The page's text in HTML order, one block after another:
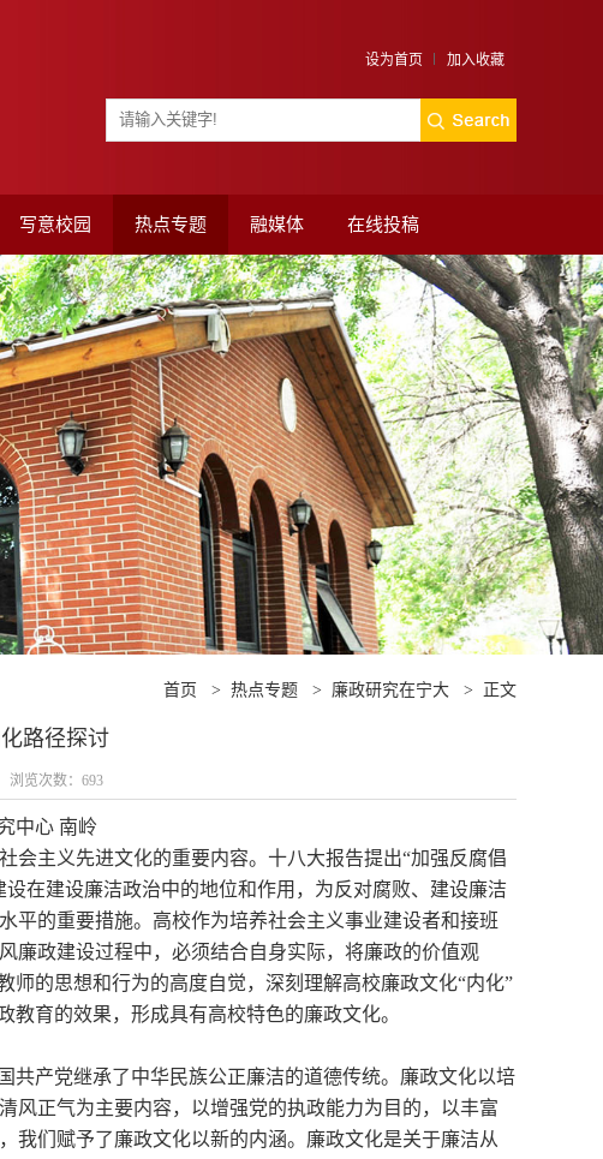
设为首页 加入收藏
写意校园 热点专题 融媒体 在线投稿
首页 > 热点专题 > 廉政研究在宁大 > 正文
路径探讨
览次数： 693
中心 南岭
会主义先进文化的重要内容。十八大报告提出“加强反腐倡
在建设廉洁政治中的地位和作用，为反对腐败、建设廉洁
平的重要措施。高校作为培养社会主义事业建设者和接班
廉政建设过程中，必须结合自身实际，将廉政的价值观
师的思想和行为的高度自觉，深刻理解高校廉政文化“内化”
育的效果，形成具有高校特色的廉政文化。
共产党继承了中华民族公正廉洁的道德传统。廉政文化以培
风正气为主要内容，以增强党的执政能力为目的，以丰富
我们赋予了廉政文化以新的内涵。廉政文化是关于廉洁从